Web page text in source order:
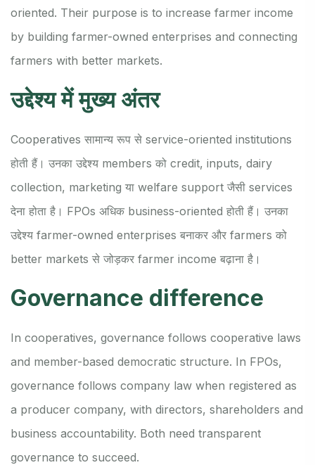
oriented. Their purpose is to increase farmer income
by building farmer-owned enterprises and connecting
farmers with better markets.
उद्देश्य में मुख्य अंतर
Cooperatives सामान्य रूप से service-oriented institutions
होती हैं। उनका उद्देश्य members को credit, inputs, dairy
collection, marketing या welfare support जैसी services
देना होता है। FPOs अधिक business-oriented होती हैं। उनका
उद्देश्य farmer-owned enterprises बनाकर और farmers को
better markets से जोड़कर farmer income बढ़ाना है।
Governance difference
In cooperatives, governance follows cooperative laws
and member-based democratic structure. In FPOs,
governance follows company law when registered as
a producer company, with directors, shareholders and
business accountability. Both need transparent
governance to succeed.